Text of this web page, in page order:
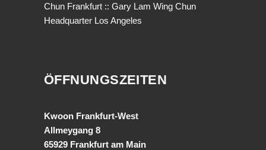
Chun Frankfurt :: Gary Lam Wing Chun
Headquarter Los Angeles
ÖFFNUNGSZEITEN
Kwoon Frankfurt-West
Allmeygang 8
65929 Frankfurt am Main